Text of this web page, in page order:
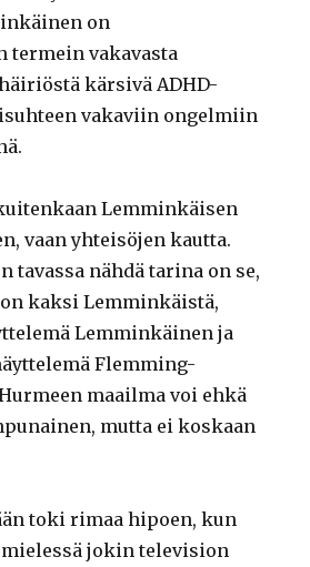
on
termein vakavasta
kärsivä ADHD-
vakaviin ongelmiin
Lemminkäisen
vaan yhteisöjen kautta.
tavassa nähdä tarina on se,
kaksi Lemminkäistä,
Lemminkäinen ja
Flemming-
maailma voi ehkä
mutta ei koskaan
toki rimaa hipoen, kun
jokin television